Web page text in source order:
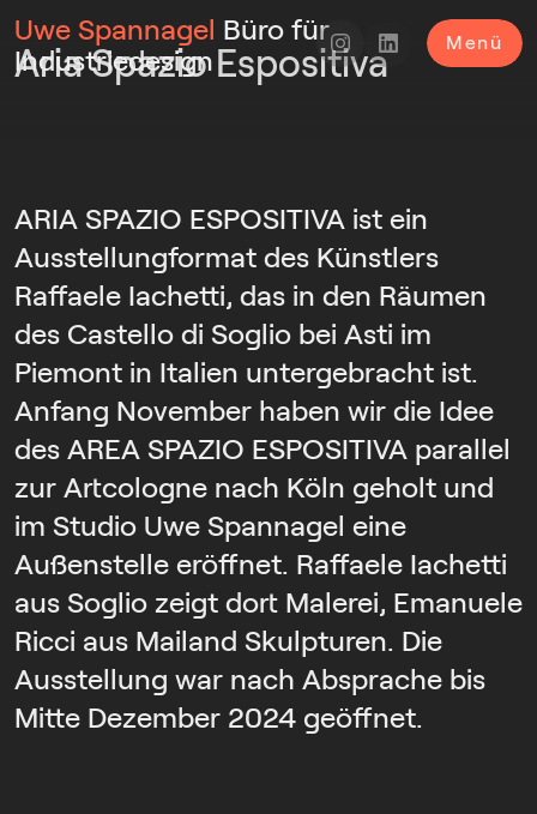
Uwe Spannagel Büro für
Industriedesign
Menü
Aria Spazio Espositiva
ARIA SPAZIO ESPOSITIVA ist ein
Ausstellungformat des Künstlers
Raffaele Iachetti, das in den Räumen
des Castello di Soglio bei Asti im
Piemont in Italien untergebracht ist.
Anfang November haben wir die Idee
des AREA SPAZIO ESPOSITIVA parallel
zur Artcologne nach Köln geholt und
im Studio Uwe Spannagel eine
Außenstelle eröffnet. Raffaele Iachetti
aus Soglio zeigt dort Malerei, Emanuele
Ricci aus Mailand Skulpturen. Die
Ausstellung war nach Absprache bis
Mitte Dezember 2024 geöffnet.